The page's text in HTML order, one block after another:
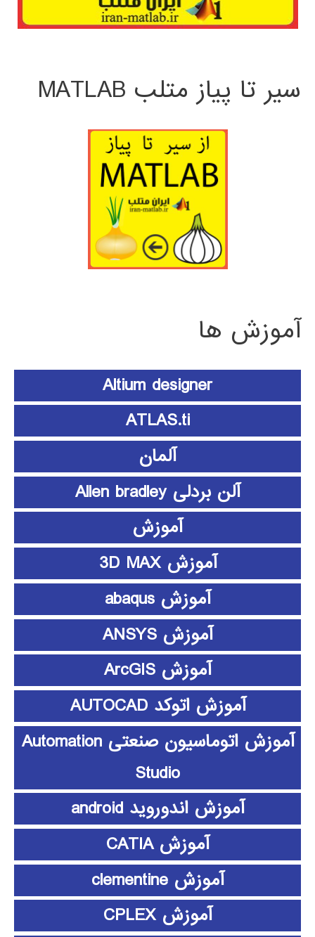
سیر تا پیاز متلب MATLAB
آموزش ها
Altium designer
ATLAS.ti
آلمان
آلن بردلی Allen bradley
آموزش
آموزش 3D MAX
آموزش abaqus
آموزش ANSYS
آموزش ArcGIS
آموزش اتوکد AUTOCAD
آموزش اتوماسیون صنعتی Automation
Studio
آموزش اندوروید android
آموزش CATIA
آموزش clementine
آموزش CPLEX